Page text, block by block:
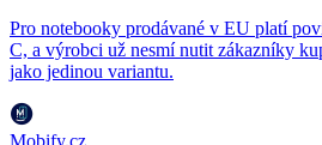
Pro notebooky prodávané v EU platí
C, a výrobci už nesmí nutit zákazníky
jako jedinou variantu.
Mobify.cz